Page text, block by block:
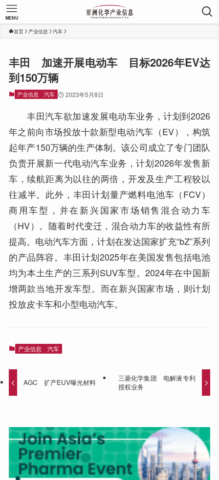
MENU
首页 产业信息 汽车
丰田 加速开展电动车 目标2026年EV达
到150万辆
产业信息 汽车 2023年5月8日
丰田汽车欲加速发展电动车业务，计划到2026
年之前向市场投放十款新型电动汽车（EV），构筑
起年产150万辆的生产体制。该公司成立了专门团队
负责开展新一代电动汽车业务，计划2026年发售新
车，续航距离为以往的两倍，开发及生产工程较以
往减半。此外，丰田计划量产燃料电池车（FCV）
商用车型，并在新兴国家市场销售混合动力车
（HV）。随着时代变迁，混合动力车的收益性有所
提高。电动汽车方面，计划在发达国家扩充“bZ”系列
的产品阵容。丰田计划2025年在美国发售包括电池
均为本土生产的三系列SUV车型。2024年在中国新
增两款当地开发车型。而在新兴国家市场，则计划
投放皮卡车和小型电动汽车。
产业信息 汽车
AGC 扩产EUV曝光材料
三菱化学集团 电解液专利
授权业务